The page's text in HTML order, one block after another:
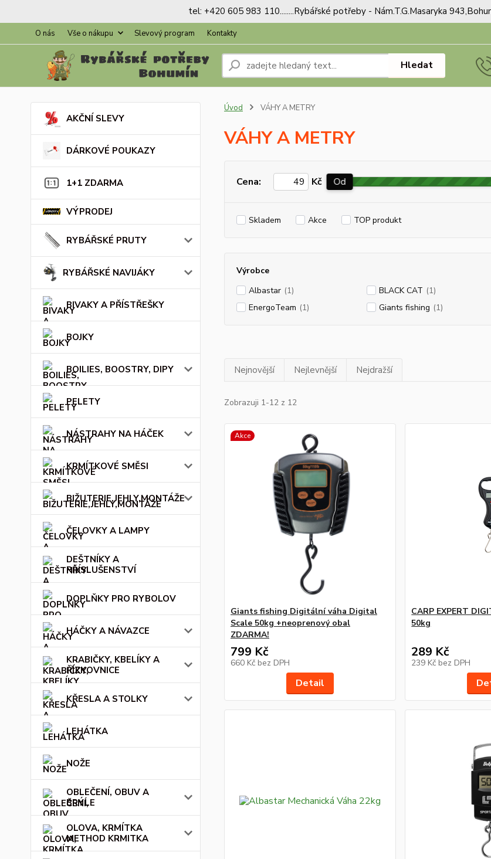
tel: +420 605 983 110........Rybářské potřeby - Nám.T.G.Masaryka
O nás Vše o nákupu Slevový program Kontakty
Hledat
AKČNÍ SLEVY
DÁRKOVÉ POUKAZY
1+1 ZDARMA
VÝPRODEJ
RYBÁŘSKÉ PRUTY
RYBÁŘSKÉ NAVIJÁKY
BIVAKY A PŘÍSTŘEŠKY
BOJKY
BOILIES, BOOSTRY, DIPY
PELETY
NÁSTRAHY NA HÁČEK
KRMÍTKOVÉ SMĚSI
BIŽUTERIE,JEHLY,MONTÁŽE
ČELOVKY A LAMPY
DEŠTNÍKY A
PŘÍSLUŠENSTVÍ
DOPLŇKY PRO RYBOLOV
HÁČKY A NÁVAZCE
KRABIČKY, KBELÍKY A
ŘÍZKOVNICE
KŘESLA A STOLKY
LEHÁTKA
NOŽE
OBLEČENÍ, OBUV A
BRÝLE
OLOVA, KRMÍTKA
METHOD KRMITKA
Úvod VÁHY A METRY
VÁHY A METRY
Cena: Kč Od
Skladem Akce TOP produkt
Výrobce
Albastar (1) BLACK CAT (1)
EnergoTeam (1) Giants fishing (1)
Nejnovější Nejlevnější Nejdražší
Zobrazuji 1-12 z 12
Akce
Giants fishing Digitální váha Digital
Scale 50kg +neoprenový obal
ZDARMA!
799 Kč
660 Kč bez DPH
Detail
CARP EXPERT
50kg
289 Kč
239 Kč bez DPH